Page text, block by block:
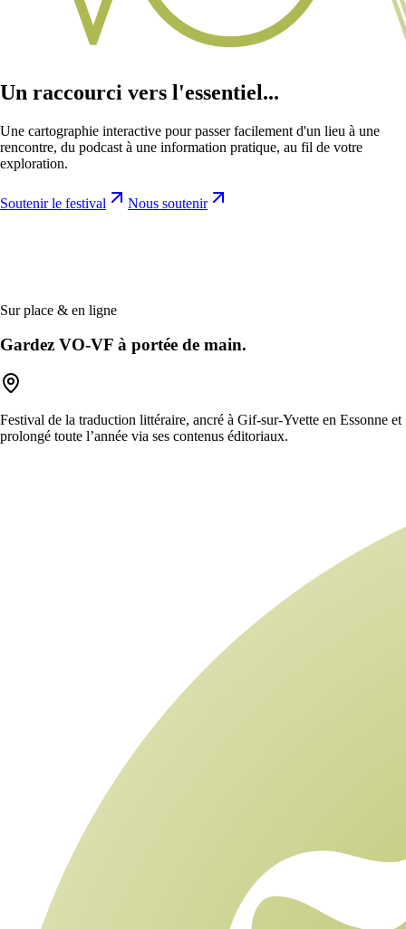
Un raccourci vers l'essentiel...
Une cartographie interactive pour passer facilement d'un lieu à une
rencontre, du podcast à une information pratique, au fil de votre
exploration.
Soutenir le festival Nous soutenir
Sur place & en ligne
Gardez VO-VF à portée de main.
Festival de la traduction littéraire, ancré à Gif-sur-Yvette en Essonne et
prolongé toute l’année via ses contenus éditoriaux.